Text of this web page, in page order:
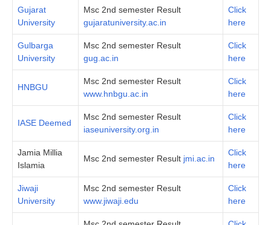
Gujarat
University
Msc 2nd semester Result
gujaratuniversity.ac.in
Click
here
Gulbarga
University
Msc 2nd semester Result
gug.ac.in
Click
here
HNBGU
Msc 2nd semester Result
www.hnbgu.ac.in
Click
here
IASE Deemed
Msc 2nd semester Result
iaseuniversity.org.in
Click
here
Jamia Millia
Islamia
Msc 2nd semester Result jmi.ac.in
Click
here
Jiwaji
University
Msc 2nd semester Result
www.jiwaji.edu
Click
here